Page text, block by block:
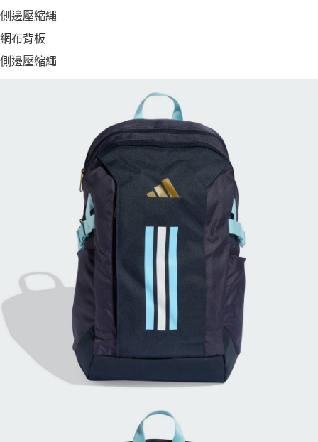
側邊壓縮繩
網布背板
側邊壓縮繩